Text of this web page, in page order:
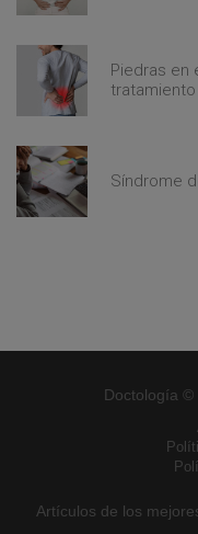
Piedras en
tratamiento
Síndrome
Doctología ©
Artículos de los